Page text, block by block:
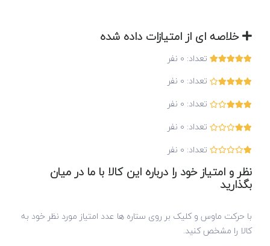
خلاصه ای از امتیازات داده شده
تعداد: 0 نفر
تعداد: 0 نفر
تعداد: 0 نفر
تعداد: 0 نفر
تعداد: 0 نفر
نظر و امتیاز خود را درباره این کالا با ما در میان
بگذارید
با حرکت ماوس و کلیک بر روی ستاره ها عدد امتیاز مورد نظر خود به
کالا را مشخص کنید.